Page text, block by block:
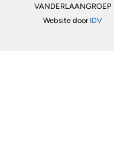
VANDERLAANGROEP
Website door IDV